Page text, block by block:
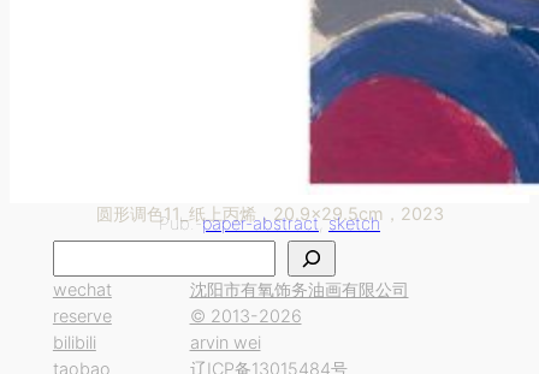
圆形调色11_纸上丙烯，20.9×29.5cm，2023
Pub.-paper-abstract, sketch
索
wechat
reserve
bilibili
taobao
沈阳市有氧饰务油画有限公司
© 2013-2026
arvin wei
辽ICP备13015484号